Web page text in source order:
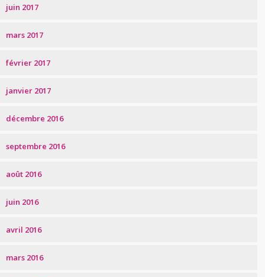
juin 2017
mars 2017
février 2017
janvier 2017
décembre 2016
septembre 2016
août 2016
juin 2016
avril 2016
mars 2016